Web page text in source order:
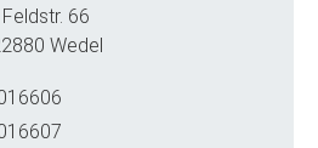
Feldstr. 66
Wedel